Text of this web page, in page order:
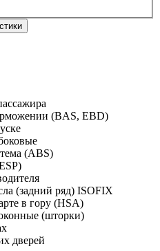
(BAS, EBD)
(ABS)
(задний ряд) ISOFIX
в гору (HSA)
(шторки)
дверей